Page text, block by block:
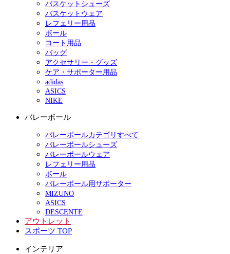
バスケットシューズ
バスケットウェア
レフェリー用品
ボール
コート用品
バッグ
アクセサリー・グッズ
ケア・サポーター用品
adidas
ASICS
NIKE
バレーボール
バレーボールカテゴリすべて
バレーボールシューズ
バレーボールウェア
レフェリー用品
ボール
バレーボール用サポーター
MIZUNO
ASICS
DESCENTE
アウトレット
スポーツ TOP
インテリア